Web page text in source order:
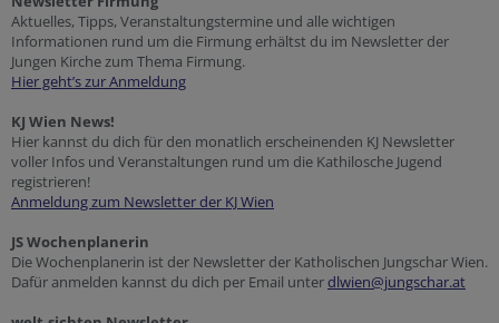
Aktuelles, Tipps, Veranstaltungstermine und alle wichtigen
Informationen rund um die Firmung erhältst du im Newsletter der
Jungen Kirche zum Thema Firmung.
Hier geht’s zur Anmeldung
KJ Wien News!
Hier kannst du dich für den monatlich erscheinenden KJ Newsletter
voller Infos und Veranstaltungen rund um die Kathilosche Jugend
registrieren!
Anmeldung zum Newsletter der KJ Wien
JS Wochenplanerin
Die Wochenplanerin ist der Newsletter der Katholischen Jungschar Wien.
Dafür anmelden kannst du dich per Email unterdlwien@jungschar.at